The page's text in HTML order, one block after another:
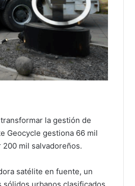
la gestión de
Geocycle gestiona 66 mil
mil salvadoreños.
satélite en fuente, un